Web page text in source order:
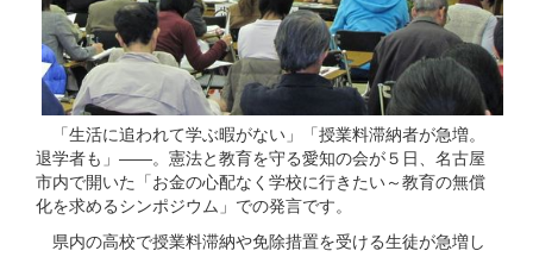
「生活に追われて学ぶ暇がない」「授業料滞納者が急増。
退学者も」――。憲法と教育を守る愛知の会が５日、名古屋
市内で開いた「お金の心配なく学校に行きたい～教育の無償
化を求めるシンポジウム」での発言です。
県内の高校で授業料滞納や免除措置を受ける生徒が急増し